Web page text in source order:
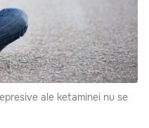
ale ketaminei nu se